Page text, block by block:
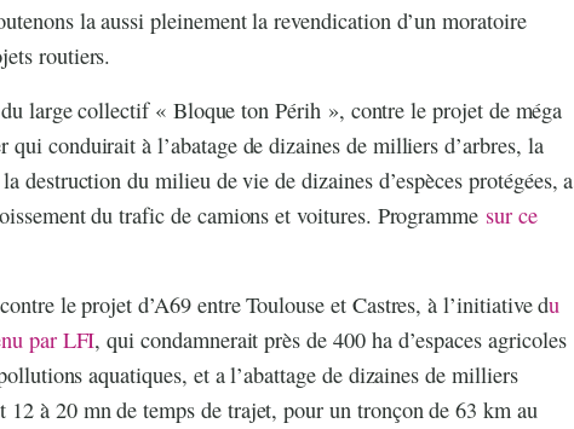
la aussi pleinement la revendication d’un moratoire
routiers.
large collectif « Bloque ton Périh », contre le projet de méga
conduirait à l’abatage de dizaines de milliers d’arbres, la
destruction du milieu de vie de dizaines d’espèces protégées, a
du trafic de camions et voitures. Programme sur ce
le projet d’A69 entre Toulouse et Castres, à l’initiative du
par LFI, qui condamnerait près de 400 ha d’espaces agricoles
aquatiques, et a l’abattage de dizaines de milliers
12 à 20 mn de temps de trajet, pour un tronçon de 63 km au